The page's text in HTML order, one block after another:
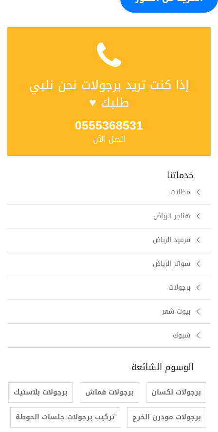
إذا كنت تريد برجولات نحن نلبي
طلبك ♥
0555368531
اتصل الآن
خدماتنا
مظلات
هناجر الرياض
قرميد الرياض
سواتر الرياض
برجولات
بيوت شعر
شبوك
الوسوم الشائعة
برجولات لكسان برجولات قماش
برجولات بلاستيك
برجولات مودرن الخرج
تركيب برجولات جلسات الحوطة